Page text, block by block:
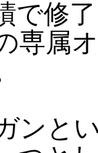
で修
専属
ンと